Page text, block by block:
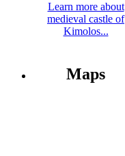
Learn more about
medieval castle of
Kimolos...
Maps